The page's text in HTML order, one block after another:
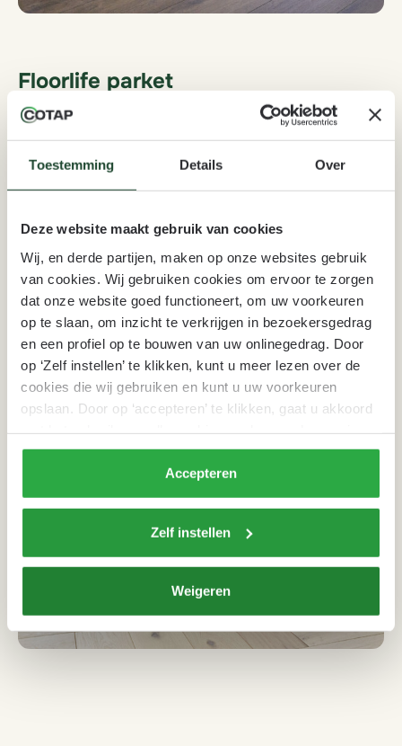
Toestemming Details Over
Deze website maakt gebruik van cookies
Wij, en derde partijen, maken op onze websites gebruik
van cookies. Wij gebruiken cookies om ervoor te zorgen
dat onze website goed functioneert, om uw voorkeuren
op te slaan, om inzicht te verkrijgen in bezoekersgedrag
en een profiel op te bouwen van uw onlinegedrag. Door
op ‘Zelf instellen’ te klikken, kunt u meer lezen over de
cookies die wij gebruiken en kunt u uw voorkeuren
opslaan. Door op ‘accepteren’ te klikken, gaat u akkoord
onzeprivacyverklaring.
Accepteren
Zelf instellen
Weigeren
Floorlife parket
vakmanschap. Met natuurlijke materialen en een
nieuwste woontrends, zonder concessies te doen aan
kwaliteit en duurzaamheid. Door voortdurend te
vernieuwen, blijft Floorlife parket een krachtige keuze
voor wie stijl en stevigheid wil combineren.